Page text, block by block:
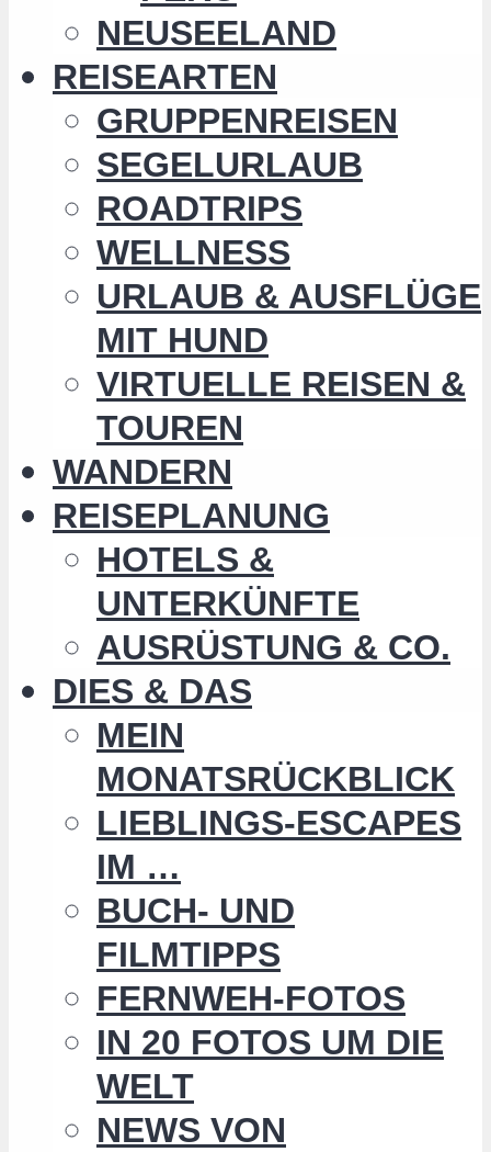
NEUSEELAND
REISEARTEN
GRUPPENREISEN
SEGELURLAUB
ROADTRIPS
WELLNESS
URLAUB & AUSFLÜGE
MIT HUND
VIRTUELLE REISEN &
TOUREN
WANDERN
REISEPLANUNG
HOTELS &
UNTERKÜNFTE
AUSRÜSTUNG & CO.
DIES & DAS
MEIN
MONATSRÜCKBLICK
LIEBLINGS-ESCAPES
IM …
BUCH- UND
FILMTIPPS
FERNWEH-FOTOS
IN 20 FOTOS UM DIE
WELT
NEWS VON